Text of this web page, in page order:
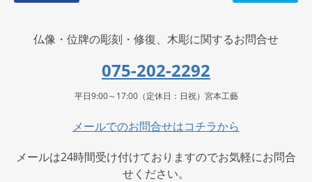
仏像・位牌の彫刻・修復、木彫に関するお問合せ
075-202-2292
平日9:00～17:00（定休日：日祝）宮本工藝
メールでのお問合せはコチラから
メールは24時間受け付けておりますのでお気軽にお問合
せください。